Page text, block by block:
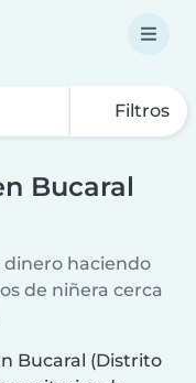
Filtros
Bucaral
haciendo
de niñera cerca
Bucaral (Distrito